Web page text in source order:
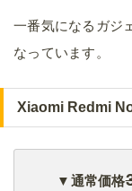
一番気になるガジ
なっています。
Xiaomi Redmi
▼通常価格